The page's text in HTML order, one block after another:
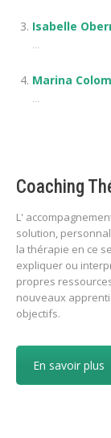
Isabelle
...
Marina
...
Coaching
L'
solution,
la thérapie en ce
expliquer ou
propres
nouveaux
objectifs.
En savoir plus